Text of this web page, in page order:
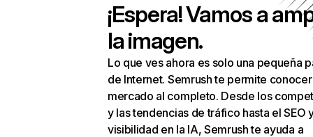
¡Espera! Vamos a
la imagen.
Lo que ves ahora es solo una pequeña
de Internet. Semrush te permite
mercado al completo. Desde los
y las tendencias de tráfico hasta el SEO
visibilidad en la IA, Semrush te ayuda a